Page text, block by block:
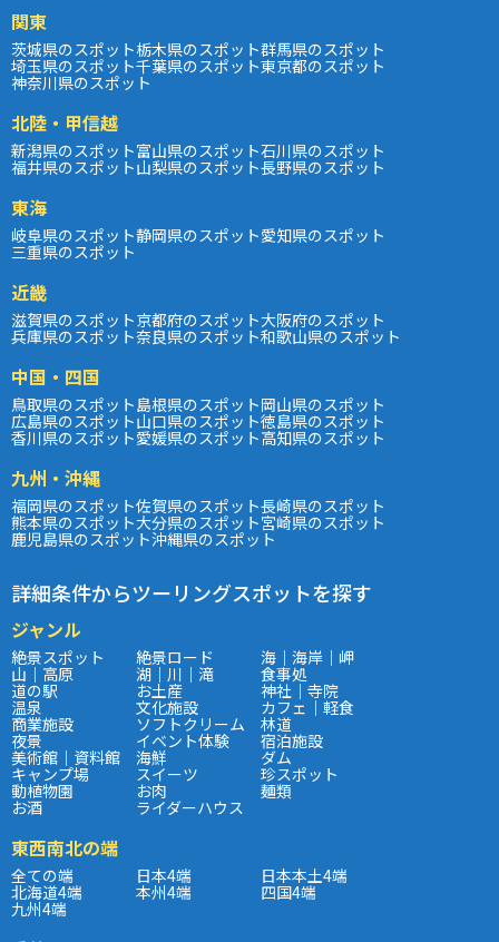
関東
茨城県のスポット栃木県のスポット群馬県のスポット
埼玉県のスポット千葉県のスポット東京都のスポット
神奈川県のスポット
北陸・甲信越
新潟県のスポット富山県のスポット石川県のスポット
福井県のスポット山梨県のスポット長野県のスポット
東海
岐阜県のスポット静岡県のスポット愛知県のスポット
三重県のスポット
近畿
滋賀県のスポット京都府のスポット大阪府のスポット
兵庫県のスポット奈良県のスポット和歌山県のスポット
中国・四国
鳥取県のスポット島根県のスポット岡山県のスポット
広島県のスポット山口県のスポット徳島県のスポット
香川県のスポット愛媛県のスポット高知県のスポット
九州・沖縄
福岡県のスポット佐賀県のスポット長崎県のスポット
熊本県のスポット大分県のスポット宮崎県のスポット
鹿児島県のスポット沖縄県のスポット
詳細条件からツーリングスポットを探す
ジャンル
絶景スポット 絶景ロード 海｜海岸｜岬
山｜高原 湖｜川｜滝 食事処
道の駅 お土産 神社｜寺院
温泉 文化施設 カフェ｜軽食
商業施設 ソフトクリーム 林道
夜景 イベント体験 宿泊施設
美術館｜資料館 海鮮 ダム
キャンプ場 スイーツ 珍スポット
動植物園 お肉 麺類
お酒 ライダーハウス
東西南北の端
全ての端 日本4端 日本本土4端
北海道4端 本州4端 四国4端
九州4端